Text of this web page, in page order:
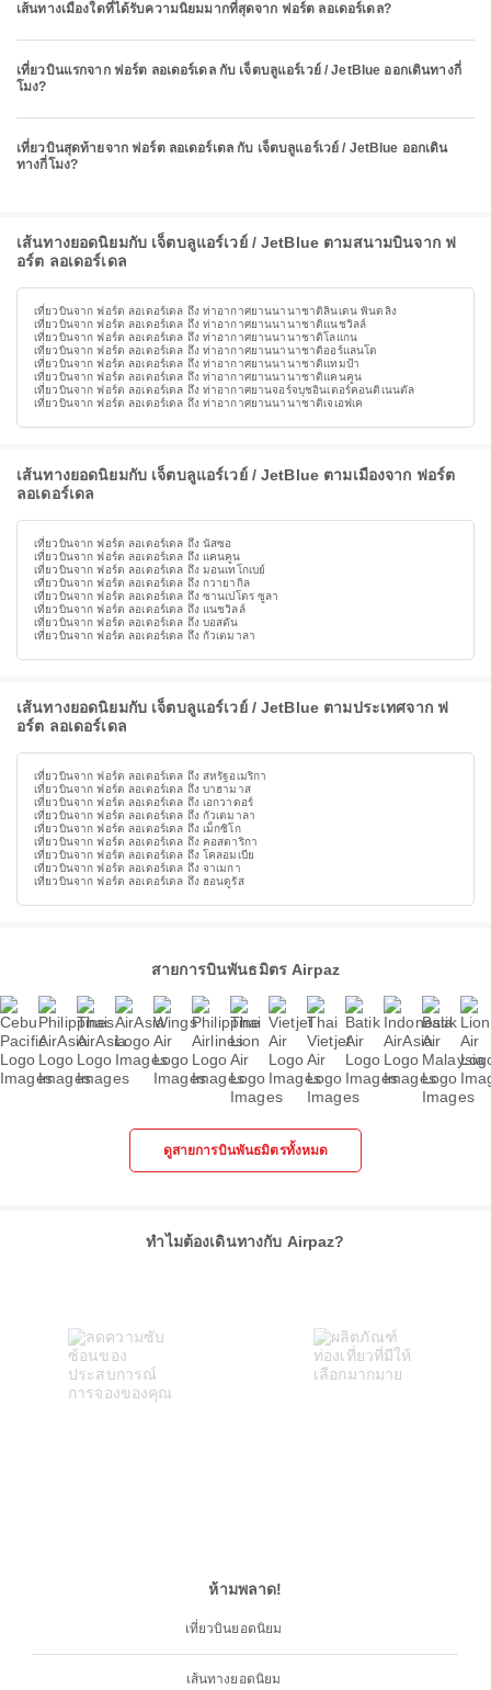
เส้นทางเมืองใดที่ได้รับความนิยมมากที่สุดจาก ฟอร์ต ลอเดอร์เดล?
เที่ยวบินแรกจาก ฟอร์ต ลอเดอร์เดล กับ เจ็ตบลูแอร์เวย์ / JetBlue ออกเดินทางกี่
โมง?
เที่ยวบินสุดท้ายจาก ฟอร์ต ลอเดอร์เดล กับ เจ็ตบลูแอร์เวย์ / JetBlue ออกเดิน
ทางกี่โมง?
เส้นทางยอดนิยมกับ เจ็ตบลูแอร์เวย์ / JetBlue ตามสนามบินจาก ฟ
อร์ต ลอเดอร์เดล
เที่ยวบินจาก ฟอร์ต ลอเดอร์เดล ถึง ท่าอากาศยานนานาชาติลินเดน พินดลิง
เที่ยวบินจาก ฟอร์ต ลอเดอร์เดล ถึง ท่าอากาศยานนานาชาติแนชวิลล์
เที่ยวบินจาก ฟอร์ต ลอเดอร์เดล ถึง ท่าอากาศยานนานาชาติโลแกน
เที่ยวบินจาก ฟอร์ต ลอเดอร์เดล ถึง ท่าอากาศยานนานาชาติออร์แลนโด
เที่ยวบินจาก ฟอร์ต ลอเดอร์เดล ถึง ท่าอากาศยานนานาชาติแทมป้า
เที่ยวบินจาก ฟอร์ต ลอเดอร์เดล ถึง ท่าอากาศยานนานาชาติแคนคูน
เที่ยวบินจาก ฟอร์ต ลอเดอร์เดล ถึง ท่าอากาศยานจอร์จบุชอินเตอร์คอนติเนนตัล
เที่ยวบินจาก ฟอร์ต ลอเดอร์เดล ถึง ท่าอากาศยานนานาชาติเจเอฟเค
เส้นทางยอดนิยมกับ เจ็ตบลูแอร์เวย์ / JetBlue ตามเมืองจาก ฟอร์ต
ลอเดอร์เดล
เที่ยวบินจาก ฟอร์ต ลอเดอร์เดล ถึง นัสซอ
เที่ยวบินจาก ฟอร์ต ลอเดอร์เดล ถึง แคนคูน
เที่ยวบินจาก ฟอร์ต ลอเดอร์เดล ถึง มอนเทโกเบย์
เที่ยวบินจาก ฟอร์ต ลอเดอร์เดล ถึง กวายากิล
เที่ยวบินจาก ฟอร์ต ลอเดอร์เดล ถึง ซานเปโดร ซูลา
เที่ยวบินจาก ฟอร์ต ลอเดอร์เดล ถึง แนชวิลล์
เที่ยวบินจาก ฟอร์ต ลอเดอร์เดล ถึง บอสตัน
เที่ยวบินจาก ฟอร์ต ลอเดอร์เดล ถึง กัวเตมาลา
เส้นทางยอดนิยมกับ เจ็ตบลูแอร์เวย์ / JetBlue ตามประเทศจาก ฟ
อร์ต ลอเดอร์เดล
เที่ยวบินจาก ฟอร์ต ลอเดอร์เดล ถึง สหรัฐอเมริกา
เที่ยวบินจาก ฟอร์ต ลอเดอร์เดล ถึง บาฮามาส
เที่ยวบินจาก ฟอร์ต ลอเดอร์เดล ถึง เอกวาดอร์
เที่ยวบินจาก ฟอร์ต ลอเดอร์เดล ถึง กัวเตมาลา
เที่ยวบินจาก ฟอร์ต ลอเดอร์เดล ถึง เม็กซิโก
เที่ยวบินจาก ฟอร์ต ลอเดอร์เดล ถึง คอสตาริกา
เที่ยวบินจาก ฟอร์ต ลอเดอร์เดล ถึง โคลอมเบีย
เที่ยวบินจาก ฟอร์ต ลอเดอร์เดล ถึง จาเมกา
เที่ยวบินจาก ฟอร์ต ลอเดอร์เดล ถึง ฮอนดูรัส
สายการบินพันธมิตร Airpaz
ดูสายการบินพันธมิตรทั้งหมด
ทำไมต้องเดินทางกับ Airpaz?
ห้ามพลาด!
เที่ยวบินยอดนิยม
เส้นทางยอดนิยม